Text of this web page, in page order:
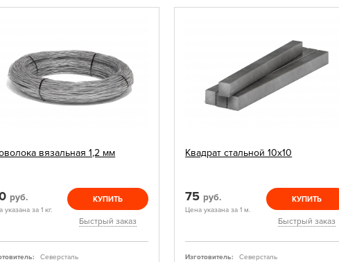
вязальная 1,2 мм
руб.
указана за 1 кг.
КУПИТЬ
Быстрый заказ
Северсталь
Квадрат стальной 10х10
75 руб.
Цена указана за 1 м.
КУПИТЬ
Быстрый заказ
Изготовитель:
Северсталь